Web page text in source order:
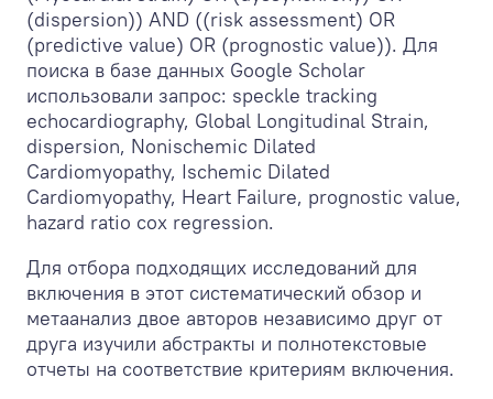
(dispersion)) AND ((risk assessment) OR
(predictive value) OR (prognostic value)). Для
поиска в базе данных Google Scholar
использовали запрос: speckle tracking
echocardiography, Global Longitudinal Strain,
dispersion, Nonischemic Dilated
Cardiomyopathy, Ischemic Dilated
Cardiomyopathy, Heart Failure, prognostic value,
hazard ratio cox regression.
Для отбора подходящих исследований для
включения в этот систематический обзор и
метаанализ двое авторов независимо друг от
друга изучили абстракты и полнотекстовые
отчеты на соответствие критериям включения.